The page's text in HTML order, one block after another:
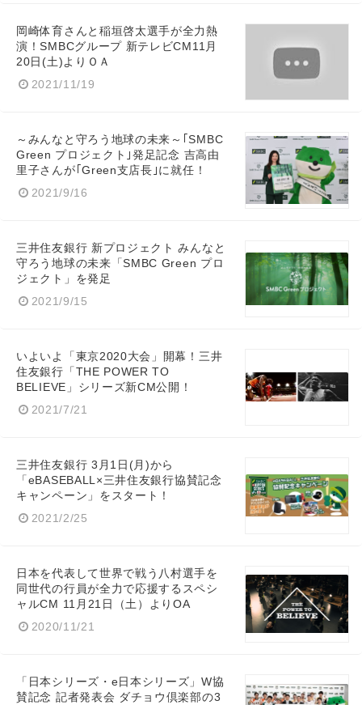
岡崎体育さんと稲垣啓太選手が全力熱
演！SMBCグループ 新テレビCM11月
20日(土)よりＯＡ
2021/11/19
～みんなと守ろう地球の未来～｢SMBC
Green プロジェクト｣発足記念 吉高由
里子さんが｢Green支店長｣に就任！
2021/9/16
三井住友銀行 新プロジェクト みんなと
守ろう地球の未来「SMBC Green プロ
ジェクト」を発足
2021/9/15
いよいよ「東京2020大会」開幕！三井
住友銀行「THE POWER TO
BELIEVE」シリーズ新CM公開！
2021/7/21
三井住友銀行 3月1日(月)から
「eBASEBALL×三井住友銀行協賛記念
キャンペーン」をスタート！
2021/2/25
日本を代表して世界で戦う八村選手を
同世代の行員が全力で応援するスペシ
ャルCM 11月21日（土）よりOA
2020/11/21
「日本シリーズ・e日本シリーズ」W協
賛記念 記者発表会 ダチョウ倶楽部の3